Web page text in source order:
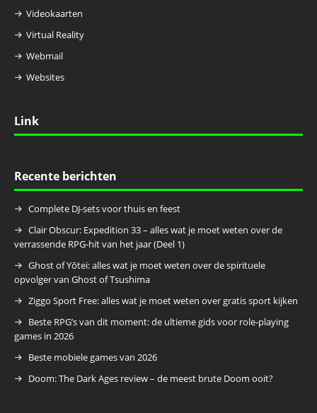
Videokaarten
Virtual Reality
Webmail
Websites
Link
Recente berichten
Complete DJ-sets voor thuis en feest
Clair Obscur: Expedition 33 – alles wat je moet weten over de
verrassende RPG-hit van het jaar (Deel 1)
Ghost of Yōtei: alles wat je moet weten over de spirituele
opvolger van Ghost of Tsushima
Ziggo Sport Free: alles wat je moet weten over gratis sport kijken
Beste RPG’s van dit moment: de ultieme gids voor role-playing
games in 2026
Beste mobiele games van 2026
Doom: The Dark Ages review – de meest brute Doom ooit?